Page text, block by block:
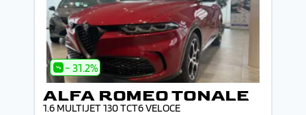
- 31.2%
ALFA ROMEO TONALE
1.6 MULTIJET 130 TCT6 VELOCE